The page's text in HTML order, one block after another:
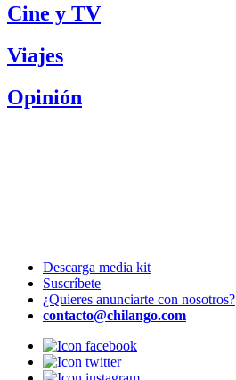
Cine y TV
Viajes
Opinión
Descarga media kit
Suscríbete
¿Quieres anunciarte con nosotros?
contacto@chilango.com